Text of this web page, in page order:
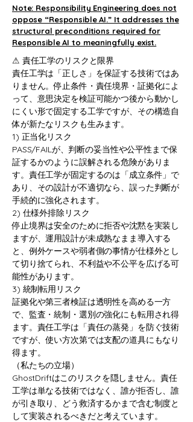
Note: Responsibility Engineering does not
oppose “Responsible AI.” It addresses the
structural preconditions required for
Responsible AI to meaningfully exist.
⚠︎ 責任工学のリスクと限界
責任工学は「正しさ」を保証する技術ではあ
りません。停止条件・責任境界・証拠化によ
って、意思決定を検証可能かつ後から動かし
にくい形で固定する工学ですが、その構造自
体が新たなリスクも生みます。
1) 正当化リスク
PASS/FAILが、判断の妥当性や公平性まで保
証するかのように誤解される危険がありま
す。責任工学が固定するのは「成立条件」で
あり、その設計が不適切なら、誤った判断が
手続的に強化されます。
2) 仕様外排除リスク
停止境界は安全のために拒否や沈黙を実装し
ますが、運用設計が未成熟なまま導入する
と、例外ケースや弱者側の事情が仕様外とし
て切り捨てられ、不利益や不公平を広げる可
能性があります。
3) 統制転用リスク
証拠化や第三者検証は透明性を高める一方
で、監査・統制・選別の強化にも転用され得
ます。責任工学は「責任の蒸発」を防ぐ技術
ですが、使い方次第では支配の道具にもなり
得ます。
（私たちの立場）
GhostDriftはこのリスクを隠しません。責任
工学は単なる技術ではなく、誰が拒否し、誰
が引き取り、どう救済するかまで含む制度と
して実装されるべきだと考えています。